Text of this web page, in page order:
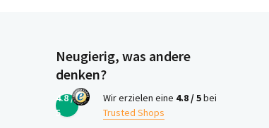
Neugierig, was andere
denken?
4.8 /
5
Wir erzielen eine 4.8 / 5bei
Trusted Shops